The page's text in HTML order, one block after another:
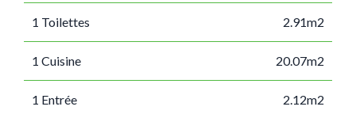
1 Toilettes 2.91m2
1 Cuisine 20.07m2
1 Entrée 2.12m2